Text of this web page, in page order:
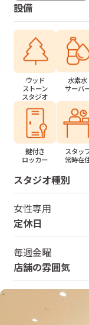
設備
ウッド
ストーン
スタジオ
水素水
サーバ
鍵付き
ロッカー
スタッ
常時在
スタジオ種別
女性専用
定休日
毎週金曜
店舗の雰囲気